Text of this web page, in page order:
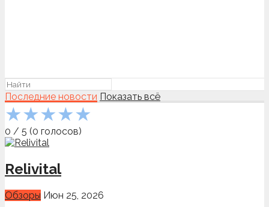
Последние новости Показать всё
★★★★★
0 / 5 (0 голосов)
Relivital
Обзоры Июн 25, 2026